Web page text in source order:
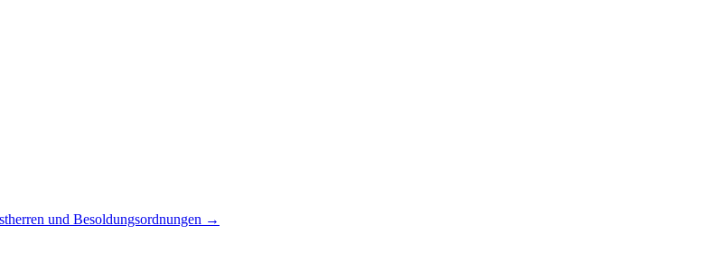
und Besoldungsordnungen →